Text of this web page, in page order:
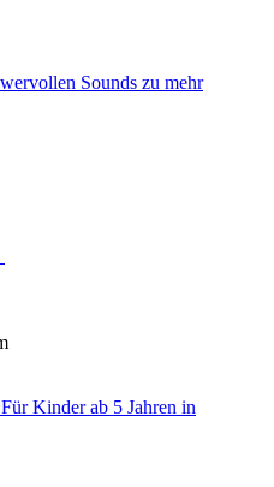
Sounds zu mehr
Kinder ab 5 Jahren in